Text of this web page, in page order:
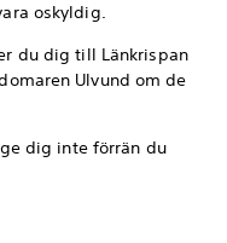
oskyldig.
du dig till Länkrispan
Ulvund om de
dig inte förrän du